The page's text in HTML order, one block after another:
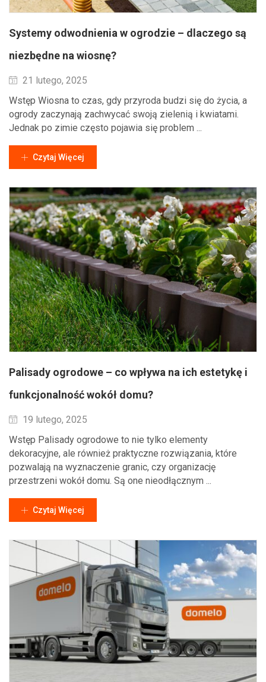
Systemy odwodnienia w ogrodzie – dlaczego są
niezbędne na wiosnę?
Wysłane
21 lutego, 2025
Wstęp Wiosna to czas, gdy przyroda budzi się do życia, a
ogrody zaczynają zachwycać swoją zielenią i kwiatami.
Jednak po zimie często pojawia się problem ...
Czytaj Więcej
Palisady ogrodowe – co wpływa na ich estetykę i
funkcjonalność wokół domu?
Wysłane
19 lutego, 2025
Wstęp Palisady ogrodowe to nie tylko elementy
dekoracyjne, ale również praktyczne rozwiązania, które
pozwalają na wyznaczenie granic, czy organizację
przestrzeni wokół domu. Są one nieodłącznym ...
Czytaj Więcej